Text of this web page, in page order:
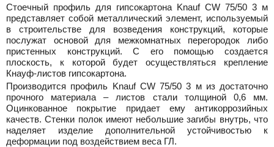
Стоечный профиль для гипсокартона Knauf CW 75/50 3 м
представляет собой металлический элемент, используемый
в строительстве для возведения конструкций, которые
послужат основой для межкомнатных перегородок либо
пристенных конструкций. С его помощью создается
плоскость, к которой будет осуществляться крепление
Кнауф-листов гипсокартона.
Производится профиль Knauf CW 75/50 3 м из достаточно
прочного материала – листов стали толщиной 0,6 мм.
Оцинкованное покрытие придает ему антикоррозийных
качеств. Стенки полок имеют небольшие загибы внутрь, что
наделяет изделие дополнительной устойчивостью к
деформации под воздействием веса ГЛ.